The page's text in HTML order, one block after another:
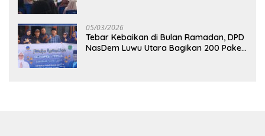
05/03/2026
Tebar Kebaikan di Bulan Ramadan, DPD
NasDem Luwu Utara Bagikan 200 Paket